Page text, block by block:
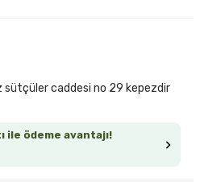
ile ödeme avantajı!
sütçüler caddesi no 29 kepezdir